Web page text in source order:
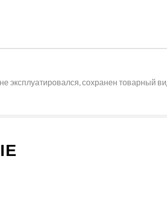
эксплуатировался, сохранен товарный